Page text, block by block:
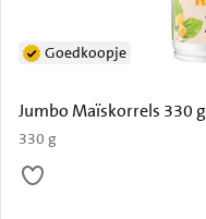
Jumbo Maïskorrels 330 g
330 g
Goedkoopje